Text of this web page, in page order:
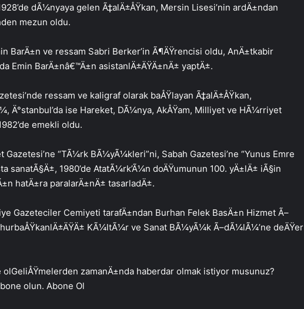
dÃ¼nyaya gelen Ã‡alÄ±ÅŸkan, Mersin Lisesi’nin ardÄ±ndan
mezun oldu.
BarÄ±n ve ressam Sabri Berker’in Ã¶ÄŸrencisi oldu, AnÄ±tkabir
Emin BarÄ±nâ€™Ä±n asistanlÄ±ÄŸÄ±nÄ± yaptÄ±.
ressam ve kaligraf olarak baÅŸlayan Ã‡alÄ±ÅŸkan,
Ä°stanbul’da ise Hareket, DÃ¼nya, AkÅŸam, Milliyet ve HÃ¼rriyet
emekli oldu.
“TÃ¼rk BÃ¼yÃ¼kleri”ni, Sabah Gazetesi’ne “Yunus Emre
sanatÃ§Ä±, 1980’de AtatÃ¼rk’Ã¼n doÄŸumunun 100. yÄ±lÄ± iÃ§in
hatÄ±ra paralarÄ±nÄ± tasarladÄ±.
Gazeteciler Cemiyeti tarafÄ±ndan Burhan Felek BasÄ±n Hizmet Ã–
KÃ¼ltÃ¼r ve Sanat BÃ¼yÃ¼k Ã–dÃ¼lÃ¼’ne deÄŸer
GeliÅŸmelerden zamanÄ±nda haberdar olmak istiyor musunuz?
olun. Abone Ol